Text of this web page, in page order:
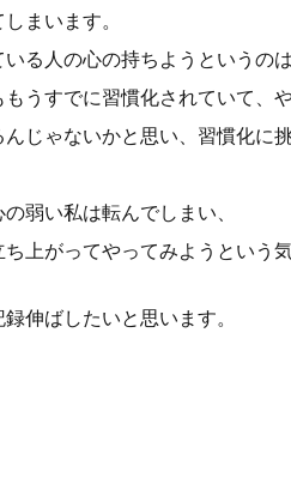
まいます。
る人の心の持ちようというの
うすでに習慣化されていて、
じゃないかと思い、習慣化に挑
弱い私は転んでしまい、
上がってやってみようという
伸ばしたいと思います。